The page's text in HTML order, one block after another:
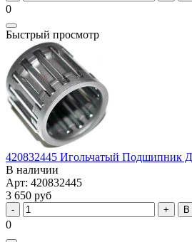
0
Быстрый просмотр
420832445 Игольчатый Подшипник
В наличии
Арт: 420832445
3 650 руб
В
0